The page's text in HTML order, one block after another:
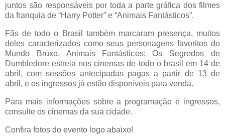
juntos são responsáveis por toda a parte gráfica dos filmes
da franquia de “Harry Potter” e “Animais Fantásticos”.
Fãs de todo o Brasil também marcaram presença, muitos
deles caracterizados como seus personagens favoritos do
Mundo Bruxo. Animais Fantásticos: Os Segredos de
Dumbledore estreia nos cinemas de todo o brasil em 14 de
abril, com sessões antecipadas pagas a partir de 13 de
abril, e os ingressos já estão disponíveis para venda.
Para mais informações sobre a programação e ingressos,
consulte os cinemas da sua cidade.
Confira fotos do evento logo abaixo!